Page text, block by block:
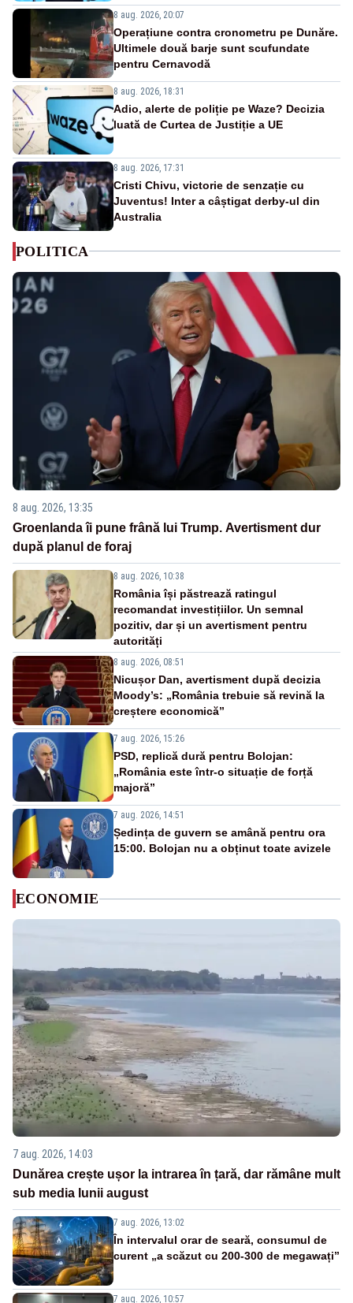
8 aug. 2026, 20:07
Operațiune contra cronometru pe Dunăre.
Ultimele două barje sunt scufundate
pentru Cernavodă
8 aug. 2026, 18:31
Adio, alerte de poliție pe Waze? Decizia
luată de Curtea de Justiție a UE
8 aug. 2026, 17:31
Cristi Chivu, victorie de senzație cu
Juventus! Inter a câștigat derby-ul din
Australia
POLITICA
8 aug. 2026, 13:35
Groenlanda îi pune frână lui Trump. Avertisment dur
după planul de foraj
8 aug. 2026, 10:38
România își păstrează ratingul
recomandat investițiilor. Un semnal
pozitiv, dar și un avertisment pentru
autorități
8 aug. 2026, 08:51
Nicușor Dan, avertisment după decizia
Moody’s: „România trebuie să revină la
creștere economică”
7 aug. 2026, 15:26
PSD, replică dură pentru Bolojan:
„România este într-o situație de forță
majoră”
7 aug. 2026, 14:51
Ședința de guvern se amână pentru ora
15:00. Bolojan nu a obținut toate avizele
ECONOMIE
7 aug. 2026, 14:03
Dunărea crește ușor la intrarea în țară, dar rămâne mult
sub media lunii august
7 aug. 2026, 13:02
În intervalul orar de seară, consumul de
curent „a scăzut cu 200-300 de megawați”
7 aug. 2026, 10:57